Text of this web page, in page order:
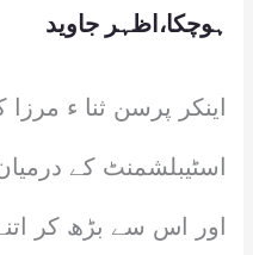
ہوچکا،اظہر جاوید
اینکر پرسن ثنا ء
اسٹیبلشمنٹ کے
اور اس سے بڑھ کر